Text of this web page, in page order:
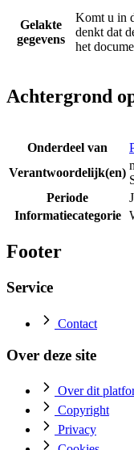
Gelakte
gegevens
Komt u in
denkt dat
het
Achtergrond
Onderdeel van
Verantwoordelijk(en)
Periode
Informatiecategorie
Footer
Service
Contact
Over deze site
Over dit
Copyright
Privacy